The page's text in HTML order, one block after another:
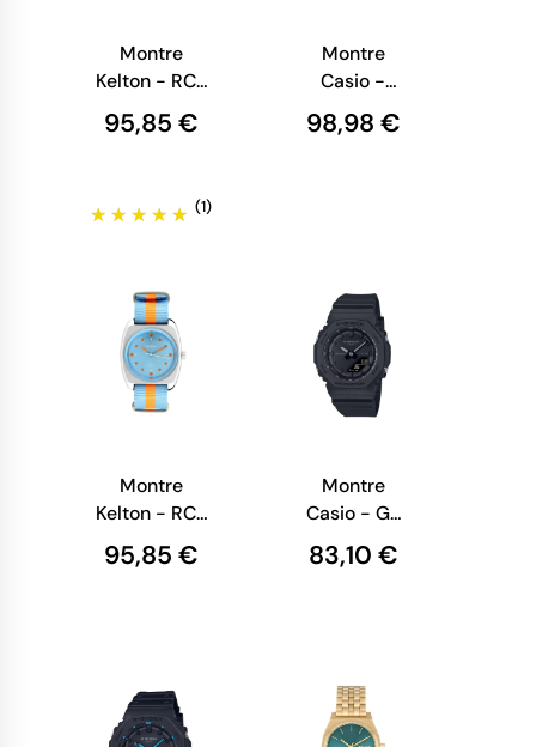
Montre
Kelton - RC2
Nato Vert et
Orange
95,85 €
(1)
Montre
Casio -
Standart -
Phase de
1AVER
98,98 €
Montre
Kelton - RC2
- Nato Bleu
et Orange
95,85 €
Montre
Casio - G-
shock -
Série GMA-
P2100BB-
1AER
83,10 €